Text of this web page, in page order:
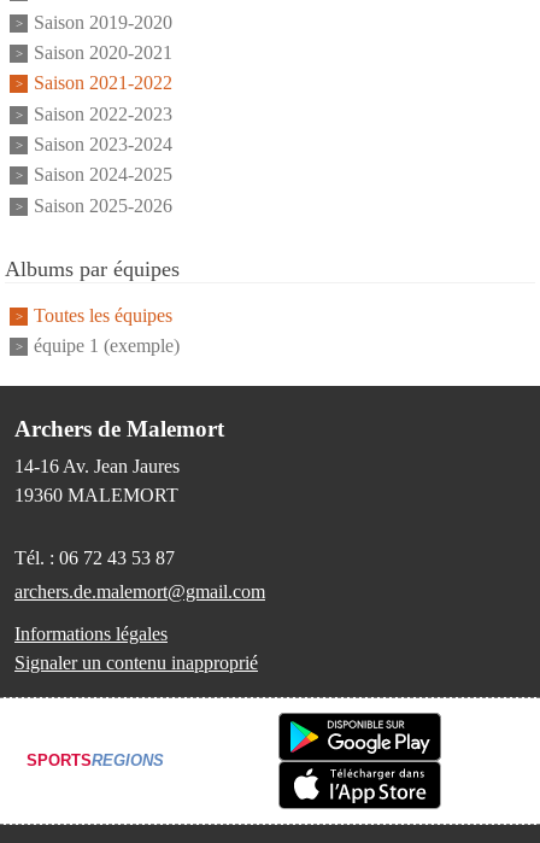
Saison 2019-2020
Saison 2020-2021
Saison 2021-2022
Saison 2022-2023
Saison 2023-2024
Saison 2024-2025
Saison 2025-2026
Albums par équipes
Toutes les équipes
équipe 1 (exemple)
Archers de Malemort
14-16 Av. Jean Jaures
19360 MALEMORT
Tél. : 06 72 43 53 87
archers.de.malemort@gmail.com
Informations légales
Signaler un contenu inapproprié
SPORTSREGIONS